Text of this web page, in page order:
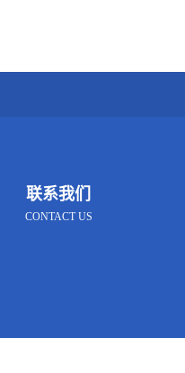
联系我们
CONTACT US